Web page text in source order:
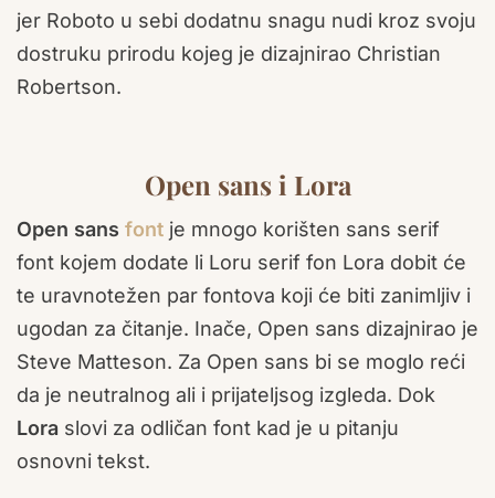
jer Roboto u sebi dodatnu snagu nudi kroz svoju
dostruku prirodu kojeg je dizajnirao Christian
Robertson.
Open sans i Lora
Open sans font je mnogo korišten sans serif
font kojem dodate li Loru serif fon Lora dobit će
te uravnotežen par fontova koji će biti zanimljiv i
ugodan za čitanje. Inače, Open sans dizajnirao je
Steve Matteson. Za Open sans bi se moglo reći
da je neutralnog ali i prijateljsog izgleda. Dok
Lora slovi za odličan font kad je u pitanju
osnovni tekst.